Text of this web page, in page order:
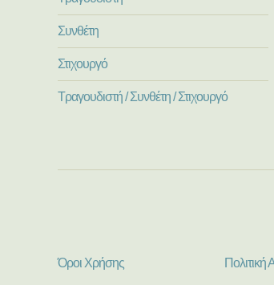
Συνθέτη
Στιχουργό
Τραγουδιστή / Συνθέτη / Στιχουργό
Όροι Χρήσης